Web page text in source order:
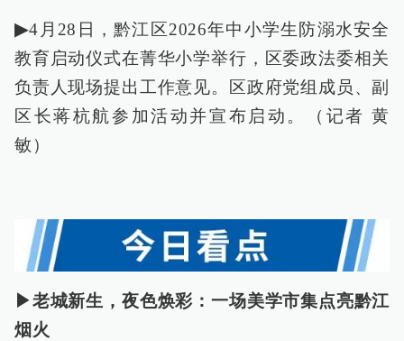
▶4月28日，黔江区2026年中小学生防溺水安全
教育启动仪式在菁华小学举行，区委政法委相关
负责人现场提出工作意见。区政府党组成员、副
区长蒋杭航参加活动并宣布启动。（记者 黄
敏）
▶老城新生，夜色焕彩：一场美学市集点亮黔江
烟火